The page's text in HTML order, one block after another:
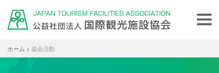
ホーム > 協会活動